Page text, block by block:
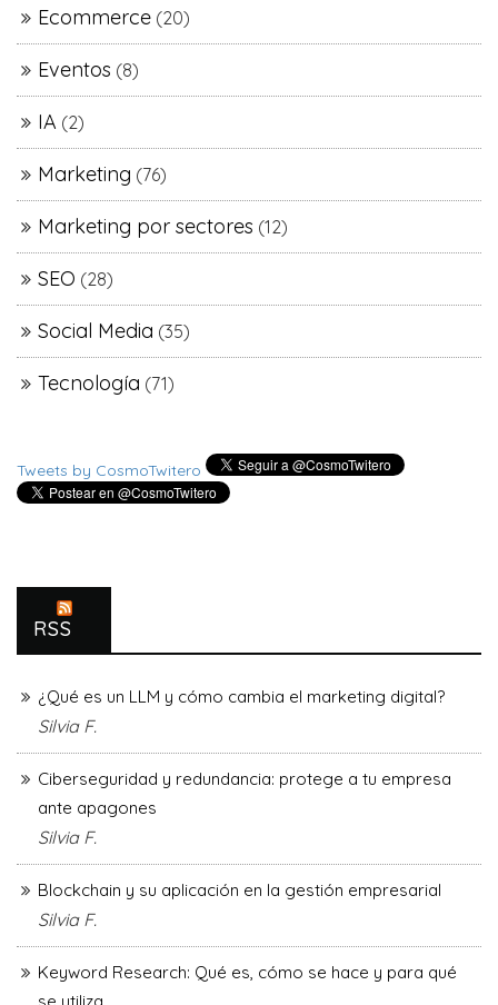
Ecommerce (20)
Eventos (8)
IA (2)
Marketing (76)
Marketing por sectores (12)
SEO (28)
Social Media (35)
Tecnología (71)
Tweets by CosmoTwitero
RSS
¿Qué es un LLM y cómo cambia el marketing digital?
Silvia F.
Ciberseguridad y redundancia: protege a tu empresa
ante apagones
Silvia F.
Blockchain y su aplicación en la gestión empresarial
Silvia F.
Keyword Research: Qué es, cómo se hace y para qué